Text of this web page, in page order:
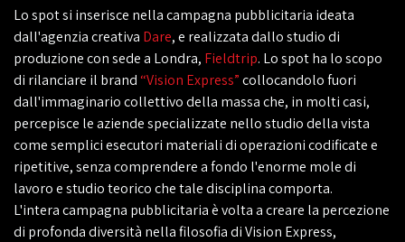
Lo spot si inserisce nella campagna pubblicitaria ideata
dall'agenzia creativa Dare, e realizzata dallo studio di
produzione con sede a Londra, Fieldtrip. Lo spot ha lo scopo
di rilanciare il brand“Vision Express”collocandolo fuori
dall'immaginario collettivo della massa che, in molti casi,
percepisce le aziende specializzate nello studio della vista
come semplici esecutori materiali di operazioni codificate e
ripetitive, senza comprendere a fondo l'enorme mole di
lavoro e studio teorico che tale disciplina comporta.
L'intera campagna pubblicitaria è volta a creare la percezione
di profonda diversità nella filosofia di Vision Express,